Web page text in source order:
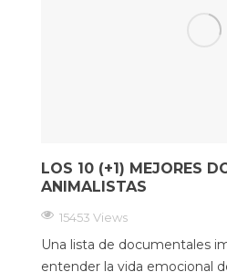
LOS 10 (+1) MEJORES
ANIMALISTAS
15453 Views
Una lista de documentales
entender la vida emocional